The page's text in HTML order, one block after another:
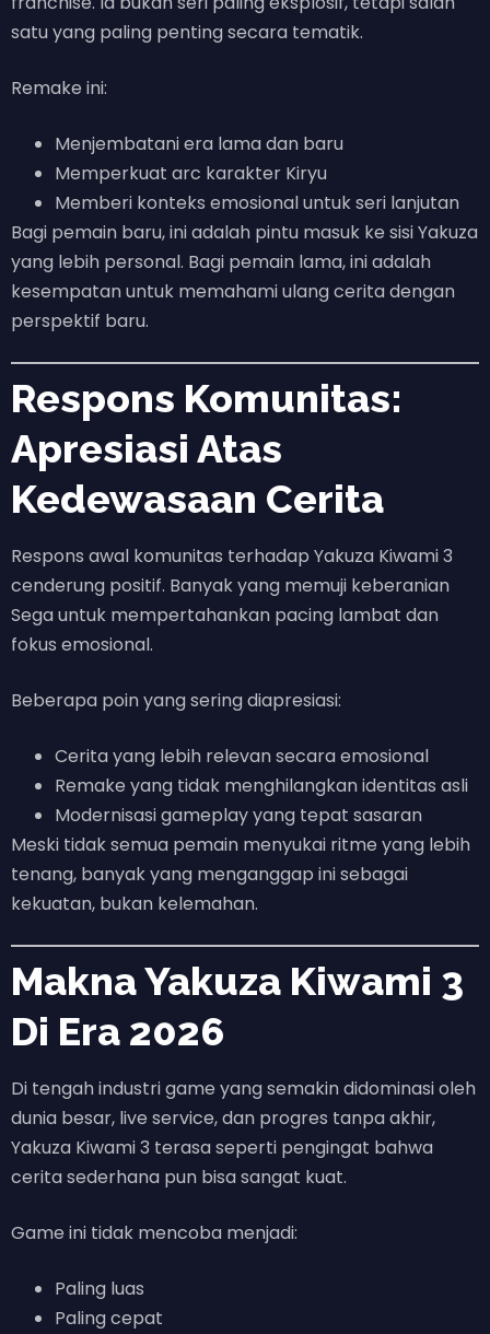
satu yang paling penting secara tematik.
Remake ini:
Menjembatani era lama dan baru
Memperkuat arc karakter Kiryu
Memberi konteks emosional untuk seri lanjutan
Bagi pemain baru, ini adalah pintu masuk ke sisi Yakuza
yang lebih personal. Bagi pemain lama, ini adalah
kesempatan untuk memahami ulang cerita dengan
perspektif baru.
Respons Komunitas:
Apresiasi Atas
Kedewasaan Cerita
Respons awal komunitas terhadap Yakuza Kiwami 3
cenderung positif. Banyak yang memuji keberanian
Sega untuk mempertahankan pacing lambat dan
fokus emosional.
Beberapa poin yang sering diapresiasi:
Cerita yang lebih relevan secara emosional
Remake yang tidak menghilangkan identitas asli
Modernisasi gameplay yang tepat sasaran
Meski tidak semua pemain menyukai ritme yang lebih
tenang, banyak yang menganggap ini sebagai
kekuatan, bukan kelemahan.
Makna Yakuza Kiwami 3
Di Era 2026
Di tengah industri game yang semakin didominasi oleh
dunia besar, live service, dan progres tanpa akhir,
Yakuza Kiwami 3 terasa seperti pengingat bahwa
cerita sederhana pun bisa sangat kuat.
Game ini tidak mencoba menjadi:
Paling luas
Paling cepat